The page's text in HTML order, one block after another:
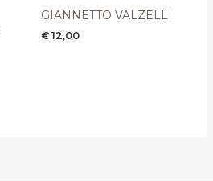
GIANNETTO VALZELLI
€ 12,00